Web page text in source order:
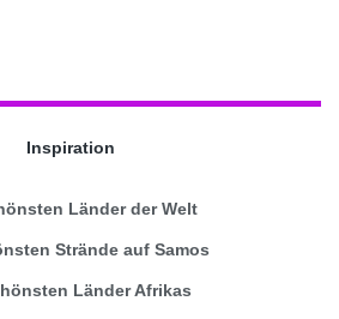
Inspiration
Länder der Welt
Strände auf Samos
Länder Afrikas